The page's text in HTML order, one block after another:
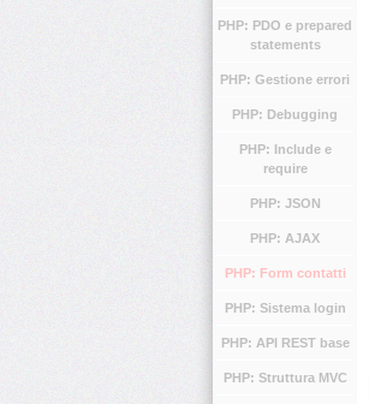
PHP: PDO e prepared
statements
PHP: Gestione errori
PHP: Debugging
PHP: Include e
require
PHP: JSON
PHP: AJAX
PHP: Form contatti
PHP: Sistema login
PHP: API REST base
PHP: Struttura MVC